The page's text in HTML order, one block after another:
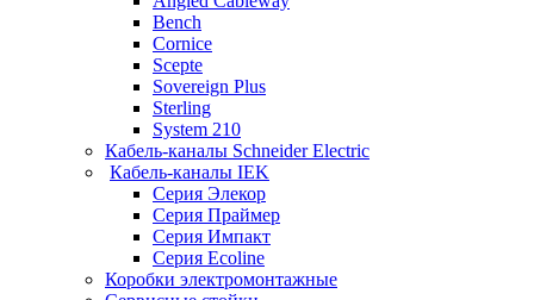
Bench
Cornice
Scepte
Sovereign Plus
Sterling
System 210
Кабель-каналы Schneider Electric
Кабель-каналы IEK
Серия Элекор
Серия Праймер
Серия Импакт
Серия Ecoline
Коробки электромонтажные